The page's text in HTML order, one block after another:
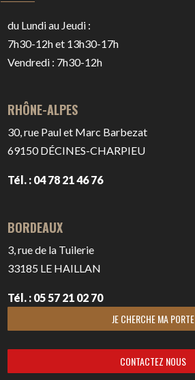
du Lundi au Jeudi :
7h30-12h et 13h30-17h
Vendredi : 7h30-12h
RHÔNE-ALPES
30, rue Paul et Marc Barbezat
69150DÉCINES-CHARPIEU
Tél. : 04 78 21 46 76
BORDEAUX
3, rue de la Tuilerie
33185 LE HAILLAN
Tél. : 05 57 21 02 70
JE CHERCHE MA PORTE
CONTACTEZ NOUS